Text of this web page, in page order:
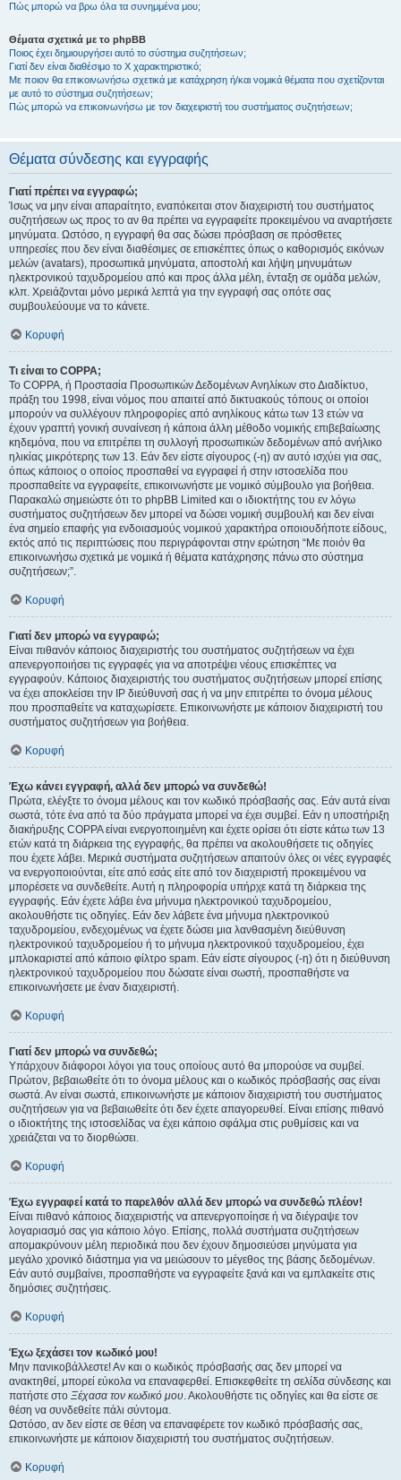
Πώς μπορώ να βρω όλα τα συνημμένα μου;
Θέματα σχετικά με το phpBB
Ποιος έχει δημιουργήσει αυτό το σύστημα συζητήσεων;
Γιατί δεν είναι διαθέσιμο το Χ χαρακτηριστικό;
Με ποιον θα επικοινωνήσω σχετικά με κατάχρηση ή/και νομικά θέματα που σχετίζονται
με αυτό το σύστημα συζητήσεων;
Πώς μπορώ να επικοινωνήσω με τον διαχειριστή του συστήματος συζητήσεων;
Θέματα σύνδεσης και εγγραφής
Γιατί πρέπει να εγγραφώ;
Ίσως να μην είναι απαραίτητο, εναπόκειται στον διαχειριστή του συστήματος
συζητήσεων ως προς το αν θα πρέπει να εγγραφείτε προκειμένου να αναρτήσετε
μηνύματα. Ωστόσο, η εγγραφή θα σας δώσει πρόσβαση σε πρόσθετες
υπηρεσίες που δεν είναι διαθέσιμες σε επισκέπτες όπως ο καθορισμός εικόνων
μελών (avatars), προσωπικά μηνύματα, αποστολή και λήψη μηνυμάτων
ηλεκτρονικού ταχυδρομείου από και προς άλλα μέλη, ένταξη σε ομάδα μελών,
κλπ. Χρειάζονται μόνο μερικά λεπτά για την εγγραφή σας οπότε σας
συμβουλεύουμε να το κάνετε.
Κορυφή
Τι είναι το COPPA;
Το COPPA, ή Προστασία Προσωπικών Δεδομένων Ανηλίκων στο Διαδίκτυο,
πράξη του 1998, είναι νόμος που απαιτεί από δικτυακούς τόπους οι οποίοι
μπορούν να συλλέγουν πληροφορίες από ανηλίκους κάτω των 13 ετών να
έχουν γραπτή γονική συναίνεση ή κάποια άλλη μέθοδο νομικής επιβεβαίωσης
κηδεμόνα, που να επιτρέπει τη συλλογή προσωπικών δεδομένων από ανήλικο
ηλικίας μικρότερης των 13. Εάν δεν είστε σίγουρος (-η) αν αυτό ισχύει για σας,
όπως κάποιος ο οποίος προσπαθεί να εγγραφεί ή στην ιστοσελίδα που
προσπαθείτε να εγγραφείτε, επικοινωνήστε με νομικό σύμβουλο για βοήθεια.
Παρακαλώ σημειώστε ότι το phpBB Limited και ο ιδιοκτήτης του εν λόγω
συστήματος συζητήσεων δεν μπορεί να δώσει νομική συμβουλή και δεν είναι
ένα σημείο επαφής για ενδοιασμούς νομικού χαρακτήρα οποιουδήποτε είδους,
εκτός από τις περιπτώσεις που περιγράφονται στην ερώτηση “Με ποιόν θα
επικοινωνήσω σχετικά με νομικά ή θέματα κατάχρησης πάνω στο σύστημα
συζητήσεων;”.
Κορυφή
Γιατί δεν μπορώ να εγγραφώ;
Είναι πιθανόν κάποιος διαχειριστής του συστήματος συζητήσεων να έχει
απενεργοποιήσει τις εγγραφές για να αποτρέψει νέους επισκέπτες να
εγγραφούν. Κάποιος διαχειριστής του συστήματος συζητήσεων μπορεί επίσης
να έχει αποκλείσει την IP διεύθυνσή σας ή να μην επιτρέπει το όνομα μέλους
που προσπαθείτε να καταχωρίσετε. Επικοινωνήστε με κάποιον διαχειριστή του
συστήματος συζητήσεων για βοήθεια.
Κορυφή
Έχω κάνει εγγραφή, αλλά δεν μπορώ να συνδεθώ!
Πρώτα, ελέγξτε το όνομα μέλους και τον κωδικό πρόσβασής σας. Εάν αυτά είναι
σωστά, τότε ένα από τα δύο πράγματα μπορεί να έχει συμβεί. Εάν η υποστήριξη
διακήρυξης COPPA είναι ενεργοποιημένη και έχετε ορίσει ότι είστε κάτω των 13
ετών κατά τη διάρκεια της εγγραφής, θα πρέπει να ακολουθήσετε τις οδηγίες
που έχετε λάβει. Μερικά συστήματα συζητήσεων απαιτούν όλες οι νέες εγγραφές
να ενεργοποιούνται, είτε από εσάς είτε από τον διαχειριστή προκειμένου να
μπορέσετε να συνδεθείτε. Αυτή η πληροφορία υπήρχε κατά τη διάρκεια της
εγγραφής. Εάν έχετε λάβει ένα μήνυμα ηλεκτρονικού ταχυδρομείου,
ακολουθήστε τις οδηγίες. Εάν δεν λάβετε ένα μήνυμα ηλεκτρονικού
ταχυδρομείου, ενδεχομένως να έχετε δώσει μια λανθασμένη διεύθυνση
ηλεκτρονικού ταχυδρομείου ή το μήνυμα ηλεκτρονικού ταχυδρομείου, έχει
μπλοκαριστεί από κάποιο φίλτρο spam. Εάν είστε σίγουρος (-η) ότι η διεύθυνση
ηλεκτρονικού ταχυδρομείου που δώσατε είναι σωστή, προσπαθήστε να
επικοινωνήσετε με έναν διαχειριστή.
Κορυφή
Γιατί δεν μπορώ να συνδεθώ;
Υπάρχουν διάφοροι λόγοι για τους οποίους αυτό θα μπορούσε να συμβεί.
Πρώτον, βεβαιωθείτε ότι το όνομα μέλους και ο κωδικός πρόσβασής σας είναι
σωστά. Αν είναι σωστά, επικοινωνήστε με κάποιον διαχειριστή του συστήματος
συζητήσεων για να βεβαιωθείτε ότι δεν έχετε απαγορευθεί. Είναι επίσης πιθανό
ο ιδιοκτήτης της ιστοσελίδας να έχει κάποιο σφάλμα στις ρυθμίσεις και να
χρειάζεται να το διορθώσει.
Κορυφή
Έχω εγγραφεί κατά το παρελθόν αλλά δεν μπορώ να συνδεθώ πλέον!
Είναι πιθανό κάποιος διαχειριστής να απενεργοποίησε ή να διέγραψε τον
λογαριασμό σας για κάποιο λόγο. Επίσης, πολλά συστήματα συζητήσεων
απομακρύνουν μέλη περιοδικά που δεν έχουν δημοσιεύσει μηνύματα για
μεγάλο χρονικό διάστημα για να μειώσουν το μέγεθος της βάσης δεδομένων.
Εάν αυτό συμβαίνει, προσπαθήστε να εγγραφείτε ξανά και να εμπλακείτε στις
δημόσιες συζητήσεις.
Κορυφή
Έχω ξεχάσει τον κωδικό μου!
Μην πανικοβάλλεστε! Αν και ο κωδικός πρόσβασής σας δεν μπορεί να
ανακτηθεί, μπορεί εύκολα να επαναφερθεί. Επισκεφθείτε τη σελίδα σύνδεσης και
πατήστε στο Ξέχασα τον κωδικό μου. Ακολουθήστε τις οδηγίες και θα είστε σε
θέση να συνδεθείτε πάλι σύντομα.
Ωστόσο, αν δεν είστε σε θέση να επαναφέρετε τον κωδικό πρόσβασής σας,
επικοινωνήστε με κάποιον διαχειριστή του συστήματος συζητήσεων.
Κορυφή